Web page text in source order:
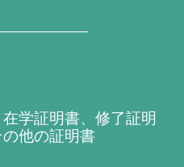
在学証明書、修了証明
他の証明書